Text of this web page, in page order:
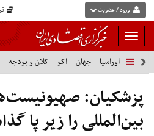
ورود / عضویت
بار
و
بسته
نمودن
فهرست
اوراسیا جهان اکو کلان و بودجه
پزشکیان:
بین‌المللی را زیر پا